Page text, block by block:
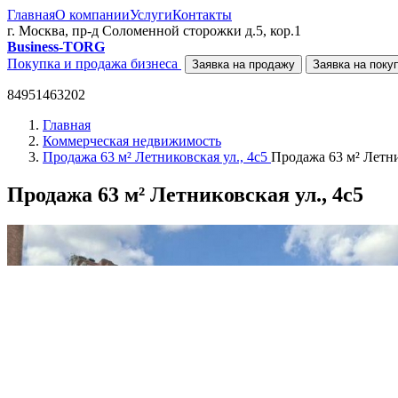
ГлавнаяО компанииУслугиКонтакты
г. Москва, пр-д Соломенной сторожки д.5, кор.1
Business-TORG
Покупка и продажа бизнеса
Заявка на продажу Заявка на
84951463202
Главная
Коммерческая недвижимость
Продажа 63 м² Летниковская ул., 4с5 Продажа 63 м²
Продажа 63 м² Летниковская ул., 4с5